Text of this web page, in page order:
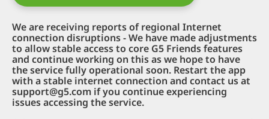
We are receiving reports of regional Internet
connection disruptions - We have made adjustments
to allow stable access to core G5 Friends features
and continue working on this as we hope to have
the service fully operational soon. Restart the app
with a stable internet connection and contact us at
support@g5.com if you continue experiencing
issues accessing the service.